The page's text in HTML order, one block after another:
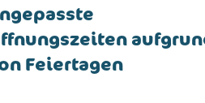
Feiertagen